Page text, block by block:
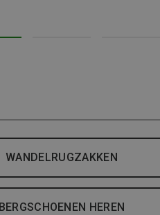
WANDELRUGZAKKEN
BERGSCHOENEN HEREN